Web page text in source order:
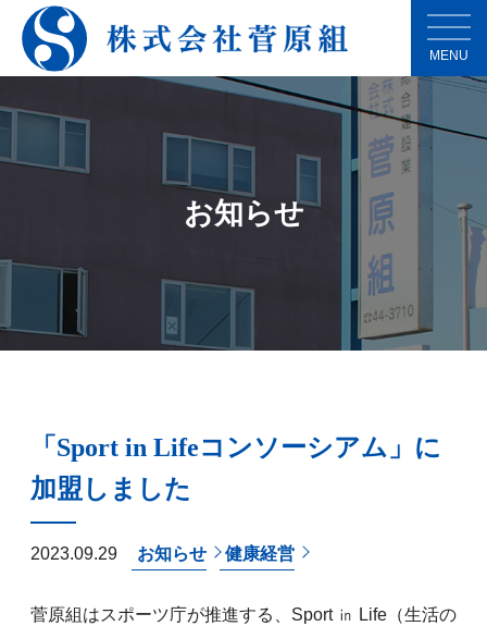
MENU
お知らせ
「Sport in Lifeコンソーシアム」に
加盟しました
2023.09.29 お知らせ 健康経営
菅原組はスポーツ庁が推進する、Sport ㏌ Life（生活の